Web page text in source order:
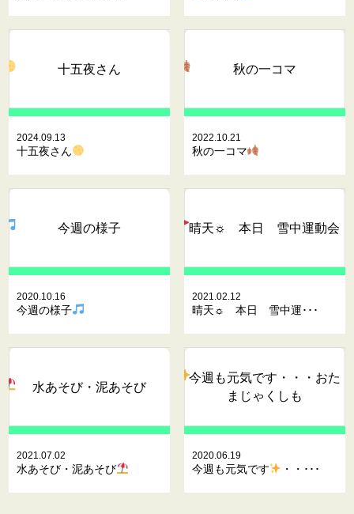
十五夜さん
2024.09.13
十五夜さん
秋の一コマ
2022.10.21
秋の一コマ
今週の様子
2020.10.16
今週の様子
晴天☼ 本日 雪中運動会
2021.02.12
晴天☼ 本日 雪中運･･･
水あそび・泥あそび
2021.07.02
水あそび・泥あそび
今週も元気です ・・・おた
まじゃくしも
2020.06.19
今週も元気です ・・･･･